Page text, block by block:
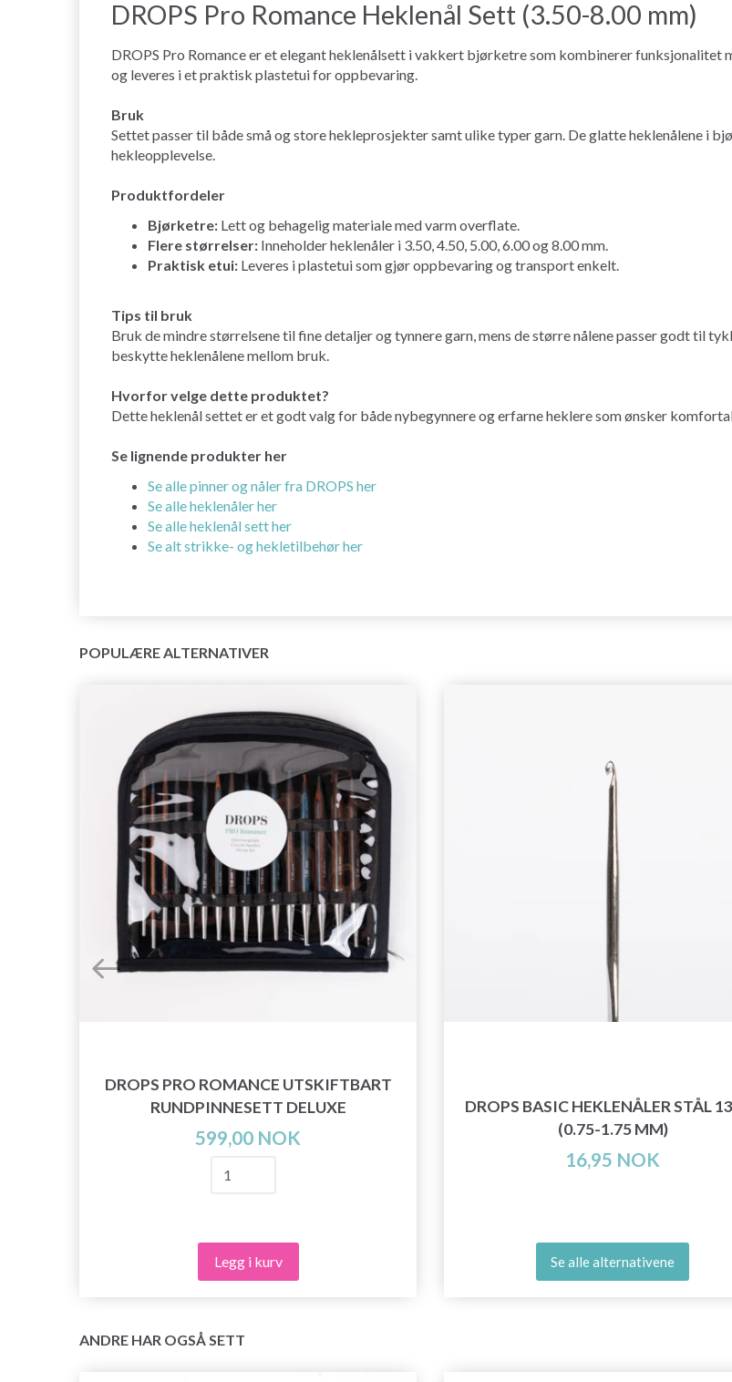
DROPS Pro Romance Heklenål Sett (3.50-8.00 mm)
DROPS Pro Romance er et elegant heklenålsett i vakkert bjørketre som kombinerer
og leveres i et praktisk plastetui for oppbevaring.
Bruk
Settet passer til både små og store hekleprosjekter samt ulike typer garn. De glatte heklenålene i
hekleopplevelse.
Produktfordeler
Bjørketre: Lett og behagelig materiale med varm overflate.
Flere størrelser: Inneholder heklenåler i 3.50, 4.50, 5.00, 6.00 og 8.00 mm.
Praktisk etui: Leveres i plastetui som gjør oppbevaring og transport enkelt.
Tips til bruk
Bruk de mindre størrelsene til fine detaljer og tynnere garn, mens de større nålene passer godt til
beskytte heklenålene mellom bruk.
Hvorfor velge dette produktet?
Dette heklenål settet er et godt valg for både nybegynnere og erfarne heklere som ønsker
Se lignende produkter her
Se alle pinner og nåler fra DROPS her
Se alle heklenåler her
Se alle heklenål sett her
Se alt strikke- og hekletilbehør her
POPULÆRE ALTERNATIVER
DROPS PRO ROMANCE UTSKIFTBART
RUNDPINNESETT DELUXE
599,00 NOK
Legg i kurv
DROPS BASIC HEKLENÅLER STÅL
(0.75-1.75 MM)
16,95 NOK
Se alle alternativene
ANDRE HAR OGSÅ SETT